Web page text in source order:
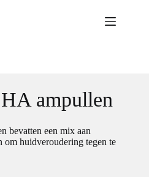
ampullen
bevatten een mix aan
om huidveroudering tegen te